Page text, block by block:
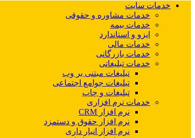
خدمات سایت
خدمات مشاوره و حقوقی
خدمات بیمه
ایزو و استاندارد
خدمات مالی
خدمات بازرگانی
خدمات تبلیغاتی
تبلیغات مبتنی بر وب
تبلیغات جوامع اجتماعی
تبلیغات و چاپ
خدمات نرم افزاری
نرم افزار CRM
نرم افزار حقوق و دستمزد
نرم افزار انبار داری